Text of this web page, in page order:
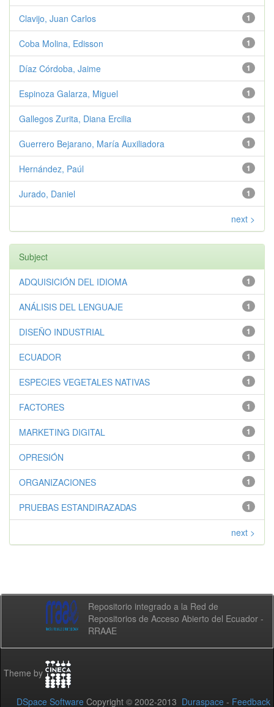
1
Clavijo, Juan Carlos
1
Coba Molina, Edisson
1
Díaz Córdoba, Jaime
1
Espinoza Galarza, Miguel
1
Gallegos Zurita, Diana Ercilia
1
Guerrero Bejarano, María Auxiliadora
1
Hernández, Paúl
1
Jurado, Daniel
next >
Subject
1
ADQUISICIÓN DEL IDIOMA
1
ANÁLISIS DEL LENGUAJE
1
DISEÑO INDUSTRIAL
1
ECUADOR
1
ESPECIES VEGETALES NATIVAS
1
FACTORES
1
MARKETING DIGITAL
1
OPRESIÓN
1
ORGANIZACIONES
1
PRUEBAS ESTANDIRAZADAS
next >
Repositorio integrado a la Red de
Repositorios de Acceso Abierto del Ecuador -
RRAAE
Theme by
DSpace Software Copyright © 2002-2013 Duraspace - Feedback